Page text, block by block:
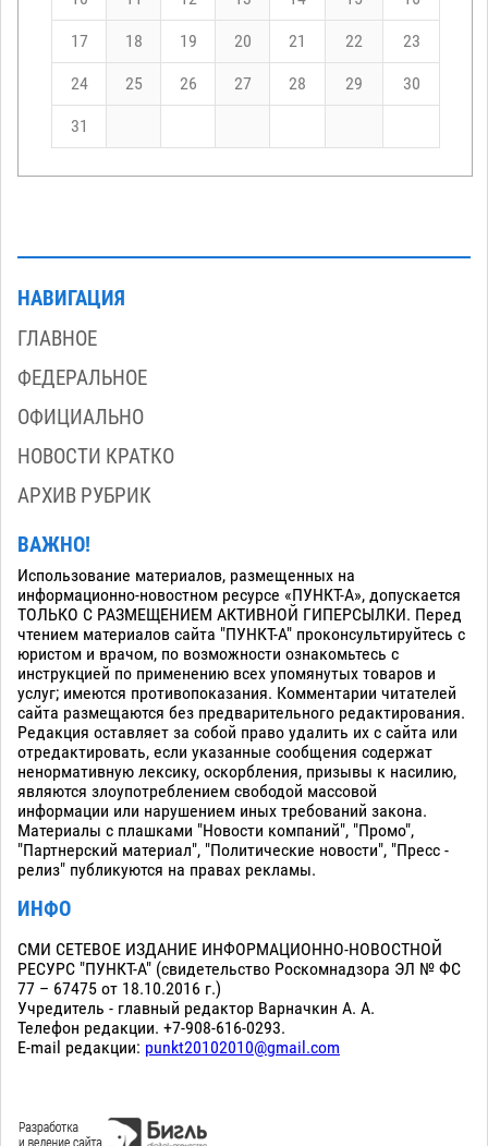
17 18 19 20 21 22 23
24 25 26 27 28 29 30
31
НАВИГАЦИЯ
ГЛАВНОЕ
ФЕДЕРАЛЬНОЕ
ОФИЦИАЛЬНО
НОВОСТИ КРАТКО
АРХИВ РУБРИК
ВАЖНО!
Использование материалов, размещенных на
информационно-новостном ресурсе «ПУНКТ-А», допускается
ТОЛЬКО С РАЗМЕЩЕНИЕМ АКТИВНОЙ ГИПЕРСЫЛКИ. Перед
чтением материалов сайта "ПУНКТ-А" проконсультируйтесь с
юристом и врачом, по возможности ознакомьтесь с
инструкцией по применению всех упомянутых товаров и
услуг; имеются противопоказания. Комментарии читателей
сайта размещаются без предварительного редактирования.
Редакция оставляет за собой право удалить их с сайта или
отредактировать, если указанные сообщения содержат
ненормативную лексику, оскорбления, призывы к насилию,
являются злоупотреблением свободой массовой
информации или нарушением иных требований закона.
Материалы с плашками "Новости компаний", "Промо",
"Партнерский материал", "Политические новости", "Пресс -
релиз" публикуются на правах рекламы.
ИНФО
СМИ СЕТЕВОЕ ИЗДАНИЕ ИНФОРМАЦИОННО-НОВОСТНОЙ
РЕСУРС "ПУНКТ-А" (свидетельство Роскомнадзора ЭЛ № ФС
77 – 67475 от 18.10.2016 г.)
Учредитель - главный редактор Варначкин А. А.
Телефон редакции. +7-908-616-0293.
E-mail редакции: punkt20102010@gmail.com